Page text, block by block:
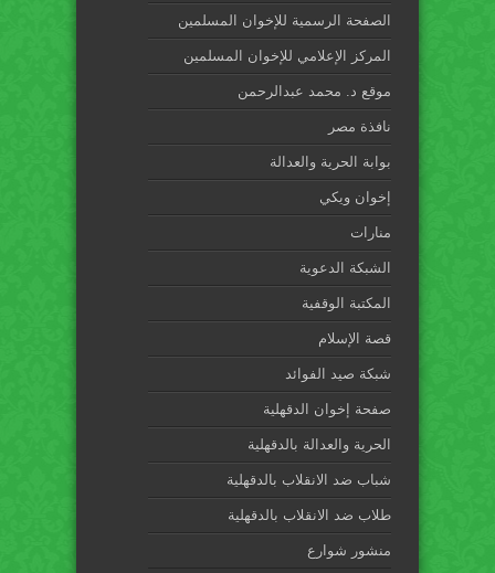
الصفحة الرسمية للإخوان المسلمين
المركز الإعلامي للإخوان المسلمين
موقع د. محمد عبدالرحمن
نافذة مصر
بوابة الحرية والعدالة
إخوان ويكي
منارات
الشبكة الدعوية
المكتبة الوقفية
قصة الإسلام
شبكة صيد الفوائد
صفحة إخوان الدقهلية
الحرية والعدالة بالدقهلية
شباب ضد الانقلاب بالدقهلية
طلاب ضد الانقلاب بالدقهلية
منشور شوارع